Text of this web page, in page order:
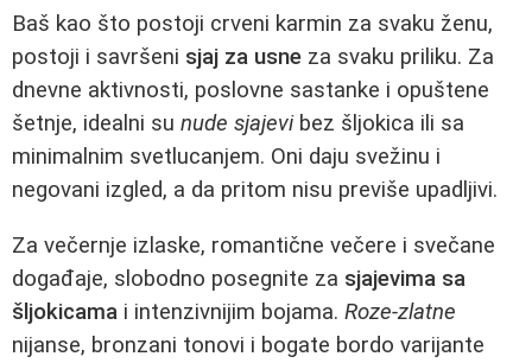
Baš kao što postoji crveni karmin za svaku ženu,
postoji i savršeni sjaj za usne za svaku priliku. Za
dnevne aktivnosti, poslovne sastanke i opuštene
šetnje, idealni su nude sjajevibez šljokica ili sa
minimalnim svetlucanjem. Oni daju svežinu i
negovani izgled, a da pritom nisu previše upadljivi.
Za večernje izlaske, romantične večere i svečane
događaje, slobodno posegnite za sjajevima sa
šljokicama i intenzivnijim bojama. Roze-zlatne
nijanse, bronzani tonovi i bogate bordo varijante